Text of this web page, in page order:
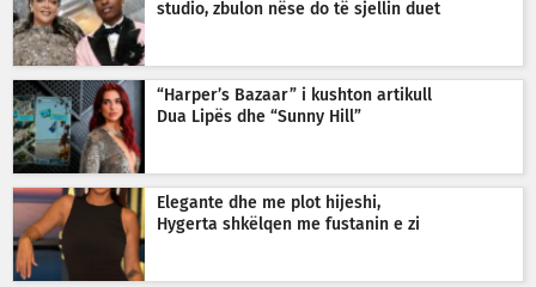
studio, zbulon nëse do të sjellin duet
“Harper’s Bazaar” i kushton artikull
Dua Lipës dhe “Sunny Hill”
Elegante dhe me plot hijeshi,
Hygerta shkëlqen me fustanin e zi